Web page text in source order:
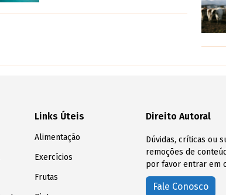
Links Úteis
Alimentação
Exercícios
Frutas
Direito Autoral
Dúvidas, críticas ou
remoções de
por favor entrar em
Fale Conosco